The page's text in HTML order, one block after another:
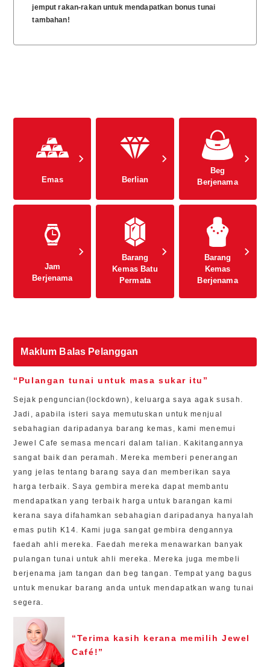
jemput rakan-rakan untuk mendapatkan bonus tunai
tambahan!
Emas Berlian
Beg
Berjenama
Jam
Berjenama
Barang
Kemas Batu
Permata
Barang
Kemas
Berjenama
Maklum Balas Pelanggan
“Pulangan tunai untuk masa sukar itu”
Sejak penguncian(lockdown), keluarga saya agak susah.
Jadi, apabila isteri saya memutuskan untuk menjual
sebahagian daripadanya barang kemas, kami menemui
Jewel Cafe semasa mencari dalam talian. Kakitangannya
sangat baik dan peramah. Mereka memberi penerangan
yang jelas tentang barang saya dan memberikan saya
harga terbaik. Saya gembira mereka dapat membantu
mendapatkan yang terbaik harga untuk barangan kami
kerana saya difahamkan sebahagian daripadanya hanyalah
emas putih K14. Kami juga sangat gembira dengannya
faedah ahli mereka. Faedah mereka menawarkan banyak
pulangan tunai untuk ahli mereka. Mereka juga membeli
berjenama jam tangan dan beg tangan. Tempat yang bagus
untuk menukar barang anda untuk mendapatkan wang tunai
segera.
“Terima kasih kerana memilih Jewel
Café!”